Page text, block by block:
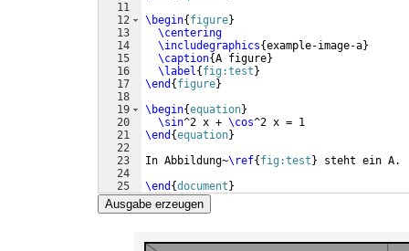
11
12
13
14
15
16
17
18
19
20
21
22
23
24
25
\begin{ figure}
\centering
\includegraphics{example-image-a}
\caption{A figure}
\label{ fig:test }
\end { figure}
\begin{equation}
\sin^2 x + \cos^2 x = 1
\end {equation}
In Abbildung~\ref{ fig:test } steht ein A.
\end {document }
Ausgabe erzeugen